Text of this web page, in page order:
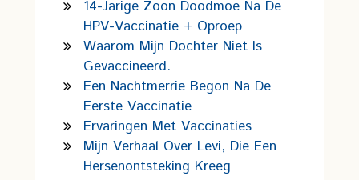
14-Jarige Zoon Doodmoe Na De
HPV-Vaccinatie + Oproep
Waarom Mijn Dochter Niet Is
Gevaccineerd.
Een Nachtmerrie Begon Na De
Eerste Vaccinatie
Ervaringen Met Vaccinaties
Mijn Verhaal Over Levi, Die Een
Hersenontsteking Kreeg